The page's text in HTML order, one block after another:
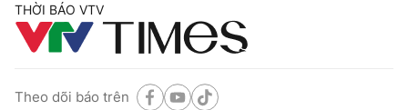
THỜI BÁO VTV
Theo dõi báo trên